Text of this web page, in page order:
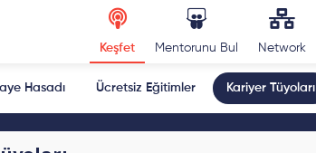
Keşfet Mentorunu Bul Network
Hasadı Ücretsiz Eğitimler Kariyer Tüyoları